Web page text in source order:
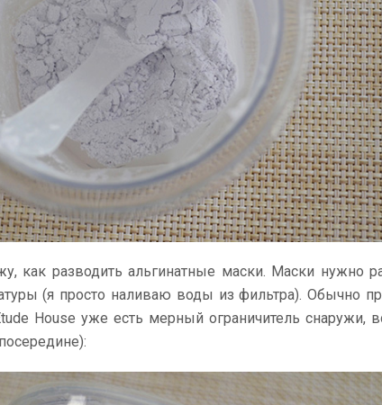
как разводить альгинатные маски. Маски нужно
(я просто наливаю воды из фильтра). Обычно
House уже есть мерный ограничитель снаружи,